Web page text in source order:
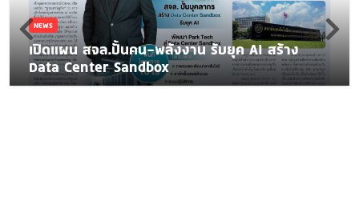
NEWS
เปิดแผน สจล.ปั้นคน-พลังงาน รับยุค AI สร้าง
Data Center Sandbox